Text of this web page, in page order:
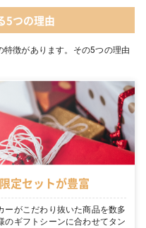
5つの理由
徴があります。その5つの理由
定セットが豊富
ーがこだわり抜いた商品を数多
のギフトシーンに合わせてタン